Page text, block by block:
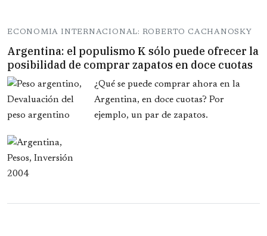
ECONOMIA INTERNACIONAL: ROBERTO CACHANOSKY
Argentina: el populismo K sólo puede ofrecer la
posibilidad de comprar zapatos en doce cuotas
¿Qué se puede comprar ahora en la
Argentina, en doce cuotas? Por
ejemplo, un par de zapatos.